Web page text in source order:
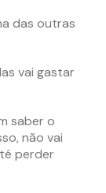
das outras
vai gastar
saber o
não vai
perder